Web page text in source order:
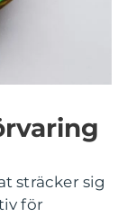
sträcker sig
för